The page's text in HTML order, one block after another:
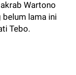
Wartono
belum lama ini
Tebo.